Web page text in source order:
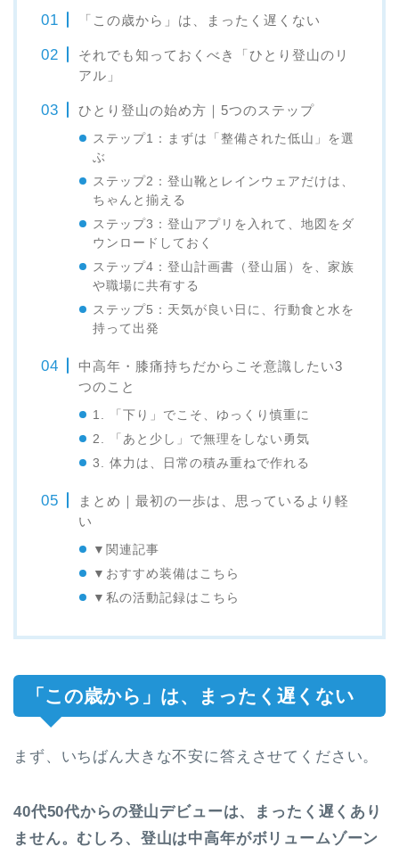
「この歳から」は、まったく遅くない
それでも知っておくべき「ひとり登山のリ
アル」
ひとり登山の始め方｜5つのステップ
ステップ1：まずは「整備された低山」を選
ぶ
ステップ2：登山靴とレインウェアだけは、
ちゃんと揃える
ステップ3：登山アプリを入れて、地図をダ
ウンロードしておく
ステップ4：登山計画書（登山届）を、家族
や職場に共有する
ステップ5：天気が良い日に、行動食と水を
持って出発
中高年・膝痛持ちだからこそ意識したい3
つのこと
1. 「下り」でこそ、ゆっくり慎重に
2. 「あと少し」で無理をしない勇気
3. 体力は、日常の積み重ねで作れる
まとめ｜最初の一歩は、思っているより軽
い
▼関連記事
▼おすすめ装備はこちら
▼私の活動記録はこちら
「この歳から」は、まったく遅くない
まず、いちばん大きな不安に答えさせてください。
40代50代からの登山デビューは、まったく遅くあり
ません。むしろ、登山は中高年がボリュームゾーン